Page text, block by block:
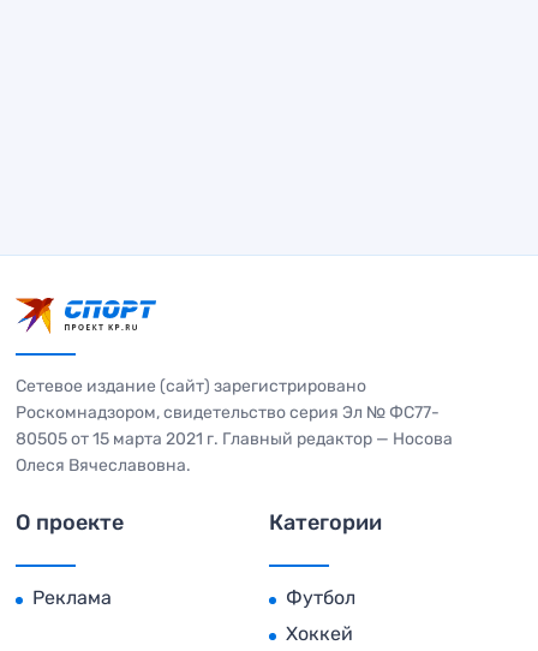
Сетевое издание (сайт) зарегистрировано
Роскомнадзором, свидетельство серия Эл № ФС77-
80505 от 15 марта 2021 г. Главный редактор — Носова
Олеся Вячеславовна.
О проекте
Реклама
Категории
Футбол
Хоккей